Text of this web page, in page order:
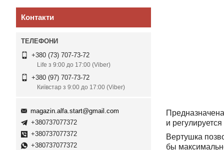
и
Вертушка
бы
Контакти
+380 (73) 707-73-72
Life з 9:00 до 17:00 (Viber)
+380 (97) 707-73-72
Київстар з 9:00 до 17:00 (Viber)
magazin.alfa.start@gmail.com
+380737077372
+380737077372
+380737077372